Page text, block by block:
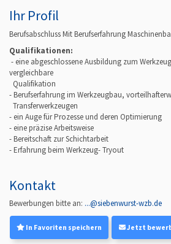
Ihr Profil
Berufsabschluss Mit Berufserfahrung
Qualifikationen:
- eine abgeschlossene Ausbildung zum
vergleichbare
Qualifikation
- Berufserfahrung im Werkzeugbau,
Transferwerkzeugen
- ein Auge für Prozesse und deren Optimierung
- eine präzise Arbeitsweise
- Bereitschaft zur Schichtarbeit
- Erfahrung beim Werkzeug- Tryout
Kontakt
Bewerbungen bitte an: ...@siebenwurst-wzb.de
In Favoriten speichern Jetzt